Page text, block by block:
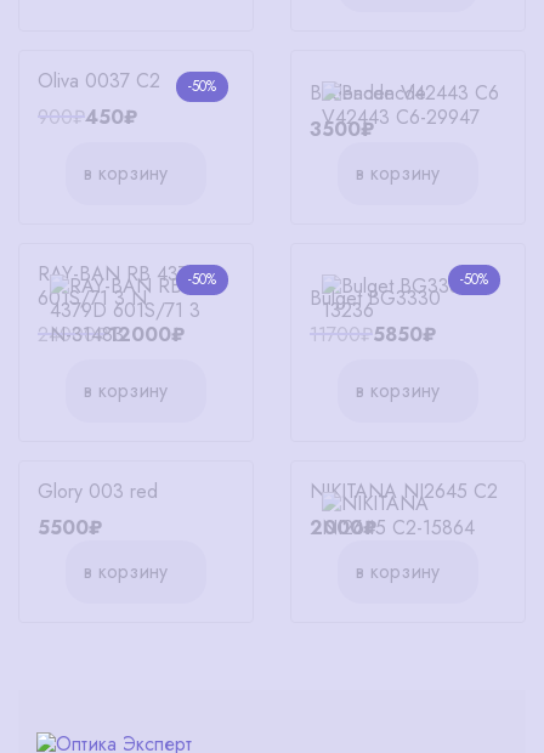
-50%
Oliva 0037 C2
900₽450₽
в корзину
Badencde V42443 C6
3500₽
в корзину
-50%
RAY-BAN RB 4379D
601S/71 3 N
24000₽12000₽
в корзину
-50%
Bulget BG3330
11700₽5850₽
в корзину
Glory 003 red
5500₽
в корзину
NIKITANA NI2645 C2
2000₽
в корзину